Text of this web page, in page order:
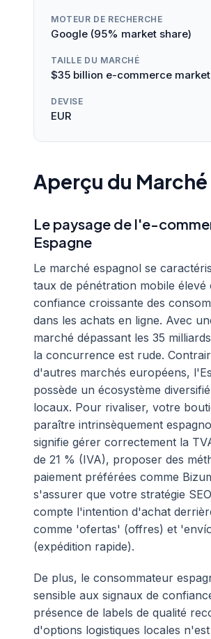
MOTEUR DE RECHERCHE
Google (95% market share)
TAILLE DU MARCHÉ
$35 billion e-commerce market
DEVISE
EUR
Aperçu du Marché
Le paysage de l'e-
Espagne
Le marché espagnol se
taux de pénétration mobile élevé
confiance croissante des
dans les achats en ligne. Avec
marché dépassant les 35
la concurrence est rude.
d'autres marchés européens,
possède un écosystème
locaux. Pour rivaliser, votre
paraître intrinsèquement
signifie gérer correctement la
de 21 % (IVA), proposer des
paiement préférées comme
s'assurer que votre stratégie
compte l'intention d'achat
comme 'ofertas' (offres) et
(expédition rapide).
De plus, le consommateur
sensible aux signaux de
présence de labels de qualité
d'options logistiques locales